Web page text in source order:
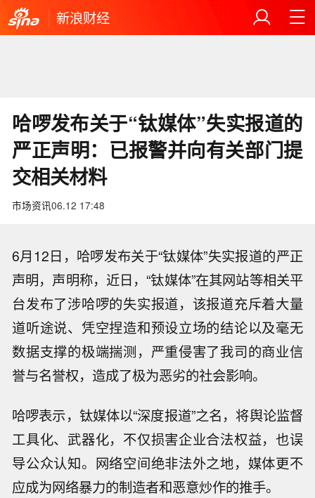
新浪财经
哈啰发布关于“钛媒体”失实报道的
严正声明：已报警并向有关部门提
交相关材料
市场资讯06.12 17:48
6月12日，哈啰发布关于“钛媒体”失实报道的严正
声明，声明称，近日，“钛媒体”在其网站等相关平
台发布了涉哈啰的失实报道，该报道充斥着大量
道听途说、凭空捏造和预设立场的结论以及毫无
数据支撑的极端揣测，严重侵害了我司的商业信
誉与名誉权，造成了极为恶劣的社会影响。
哈啰表示，钛媒体以“深度报道”之名，将舆论监督
工具化、武器化，不仅损害企业合法权益，也误
导公众认知。网络空间绝非法外之地，媒体更不
应成为网络暴力的制造者和恶意炒作的推手。